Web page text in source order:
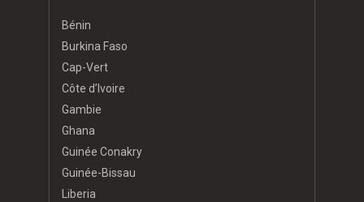
Bénin
Burkina Faso
Cap-Vert
Côte d’Ivoire
Gambie
Ghana
Guinée Conakry
Guinée-Bissau
Liberia